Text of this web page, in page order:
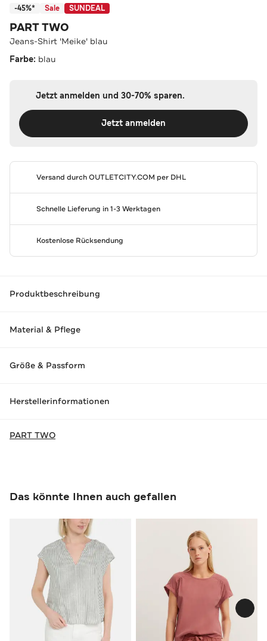
-45%* Sale SUNDEAL
PART TWO
Jeans-Shirt 'Meike' blau
Farbe: blau
Jetzt anmelden und 30-70% sparen.
Jetzt anmelden
Versand durchOUTLETCITY.COM per DHL
Schnelle Lieferung in 1-3 Werktagen
Kostenlose Rücksendung
Produktbeschreibung
Material & Pflege
Größe & Passform
Herstellerinformationen
PART TWO
Das könnte Ihnen auch gefallen